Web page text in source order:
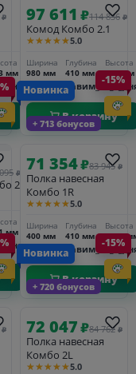
₽
мм
97 611 ₽114 836 ₽
Комод Комбо 2.1
★★★★★5.0
Ширина
980 мм
Глубина
410 мм
Высота
843 мм
В корзину
₽
2
мм
+ 713 бонусов
Новинка
-15%
71 354₽83 945 ₽
Полка навесная
Комбо 1R
★★★★★5.0
Ширина
400 мм
Глубина
410 мм
Высота
1225
В корзину
₽
+ 720 бонусов
Новинка
-15%
72 047₽84 762 ₽
Полка навесная
Комбо 2L
★★★★★5.0